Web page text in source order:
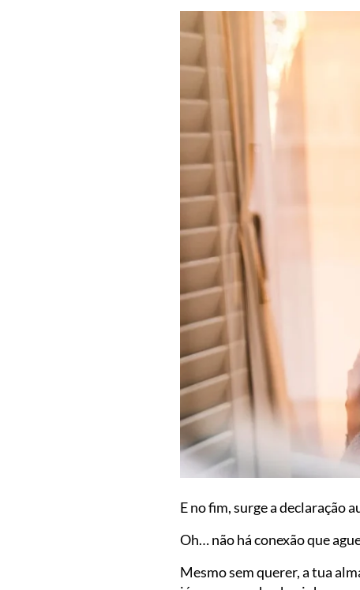
E no fim, surge a declaração
Oh… não há conexão que
Mesmo sem querer, a tua